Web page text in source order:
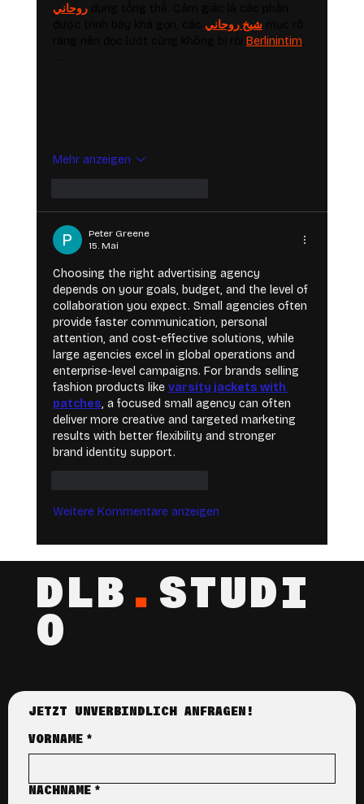
روحاني dung tổng thể. Cảm giác là các phần
شيخ روحاني mục rõ
Berlinintim
Mehr anzeigen
Peter Greene
15. Mai
Choosing the right advertising agency
depends on your goals, budget, and the level of
collaboration you expect. Small agencies often
provide faster communication, personal
attention, and cost-effective solutions, while
large agencies excel in global operations and
enterprise-level campaigns. For brands selling
fashion products like varsity jackets with
patches, a focused small agency can often
deliver more creative and targeted marketing
results with better flexibility and stronger
brand identity support.
Weitere Kommentare anzeigen
DLB . STUDI
O
JETZT UNVERBINDLICH ANFRAGEN!
VORNAME *
NACHNAME *